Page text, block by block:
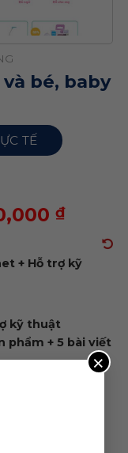
×
bé, baby
TẾ
₫
+ Hỗ trợ kỹ
kỹ thuật
phẩm + 5 bài viết